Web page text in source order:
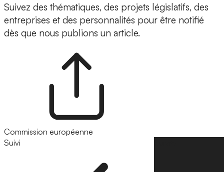
Suivez des thématiques, des projets législatifs, des
entreprises et des personnalités pour être notifié
dès que nous publions un article.
Commission européenne
Suivi